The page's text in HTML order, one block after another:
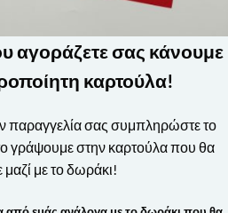
αγοράζετε σας κάνουμε
καρτούλα!
παραγγελία σας συμπληρώστε το
γράψουμε στην καρτούλα που θα
μαζί με το δωράκι!